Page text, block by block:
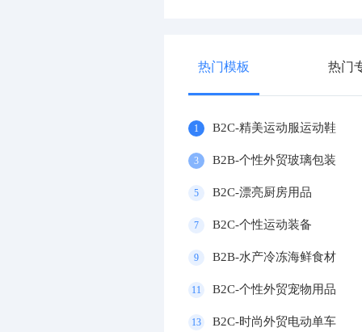
热门模板 热门
1 B2C-精美运动服运动鞋
3 B2B-个性外贸玻璃包装
5 B2C-漂亮厨房用品
7 B2C-个性运动装备
9 B2B-水产冷冻海鲜食材
11 B2C-个性外贸宠物用品
13 B2C-时尚外贸电动单车